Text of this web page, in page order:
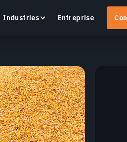
l’état des champs
d’agriculture de
EOS
avec
Industries Entreprise